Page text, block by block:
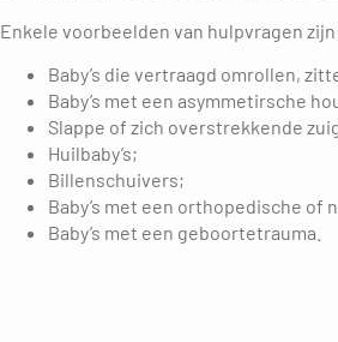
Enkele voorbeelden van hulpvragen
Baby’s die vertraagd omrollen,
Baby’s met een asymmetirsche
Slappe of zich overstrekkende
Huilbaby’s;
Billenschuivers;
Baby’s met een orthopedische
Baby’s met een geboortetrauma.